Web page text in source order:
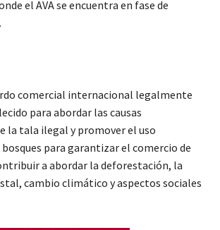
el AVA se encuentra en fase de
comercial internacional legalmente
para abordar las causas
la tala ilegal y promover el uso
para garantizar el comercio de
a abordar la deforestación, la
cambio climático y aspectos sociales